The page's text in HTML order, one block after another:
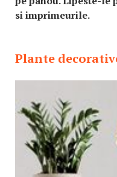
si imprimeurile.
Plante